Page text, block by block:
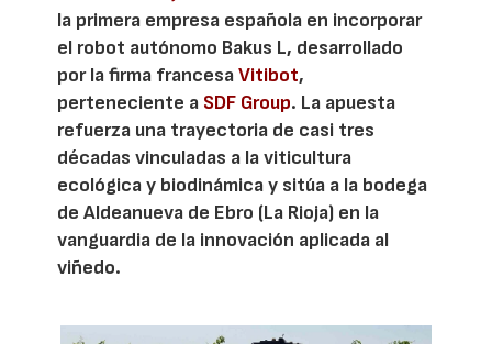
la primera empresa española en incorporar
el robot autónomo Bakus L, desarrollado
por la firma francesaVitibot,
perteneciente a SDF Group. La apuesta
refuerza una trayectoria de casi tres
décadas vinculadas a la viticultura
ecológica y biodinámica y sitúa a la bodega
de Aldeanueva de Ebro (La Rioja) en la
vanguardia de la innovación aplicada al
viñedo.